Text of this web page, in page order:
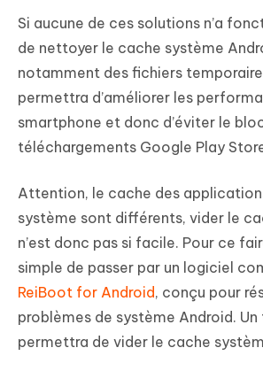
Si aucune de ces solutions n’a
de nettoyer le cache système
notamment des fichiers
permettra d’améliorer les
smartphone et donc d’éviter le
téléchargements Google Play
Attention, le cache des
système sont différents, vider le
n’est donc pas si facile. Pour ce
simple de passer par un logiciel
ReiBoot for Android, conçu pour
problèmes de système Android.
permettra de vider le cache